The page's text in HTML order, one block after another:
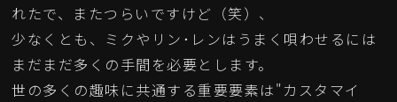
れたで、またつらいですけど（笑）、
少なくとも、ミクやリン･レンはうまく唄わせるには
まだまだ多くの手間を必要とします。
世の多くの趣味に共通する重要要素は"カスタマイ